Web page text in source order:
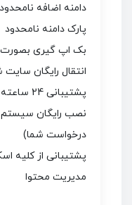
دامنه اضافه نامحدود
پارک دامنه نامحدود
بک اپ گیری
انتقال رایگان
پشتیبانی 24 ساعته و فعال
نصب رایگان
درخواست شما)
پشتیبانی از کلیه
مدیریت محتوا